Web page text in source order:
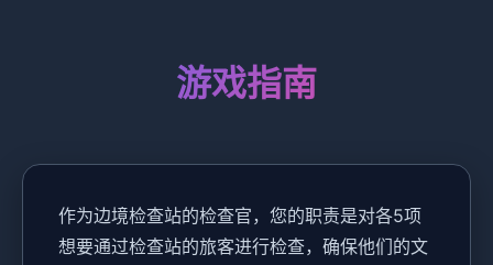
游戏指南
作为边境检查站的检查官，您的职责是对各5项
想要通过检查站的旅客进行检查，确保他们的文